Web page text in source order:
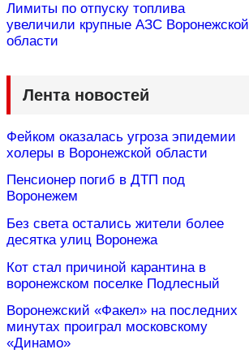
Лимиты по отпуску топлива
увеличили крупные АЗС Воронежской
области
Лента новостей
Фейком оказалась угроза эпидемии
холеры в Воронежской области
Пенсионер погиб в ДТП под
Воронежем
Без света остались жители более
десятка улиц Воронежа
Кот стал причиной карантина в
воронежском поселке Подлесный
Воронежский «Факел» на последних
минутах проиграл московскому
«Динамо»